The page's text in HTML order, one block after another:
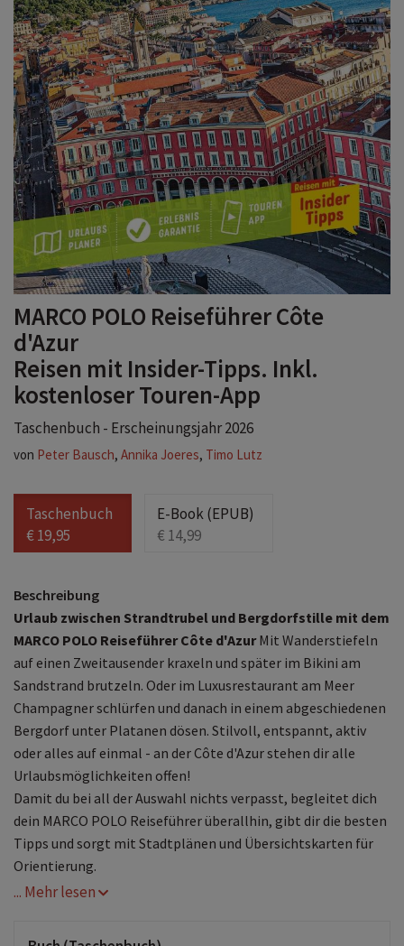
MARCO POLO Reiseführer Côte
d'Azur
Reisen mit Insider-Tipps. Inkl.
kostenloser Touren-App
Taschenbuch - Erscheinungsjahr 2026
von Peter Bausch, Annika Joeres, Timo Lutz
Taschenbuch
€ 19,95
E-Book (EPUB)
€ 14,99
Beschreibung
Urlaub zwischen Strandtrubel und Bergdorfstille mit dem
MARCO POLO Reiseführer Côte d'AzurMit Wanderstiefeln
auf einen Zweitausender kraxeln und später im Bikini am
Sandstrand brutzeln. Oder im Luxusrestaurant am Meer
Champagner schlürfen und danach in einem abgeschiedenen
Bergdorf unter Platanen dösen. Stilvoll, entspannt, aktiv
oder alles auf einmal - an der Côte d'Azur stehen dir alle
Urlaubsmöglichkeiten offen!
Damit du bei all der Auswahl nichts verpasst, begleitet dich
dein MARCO POLO Reiseführer überallhin, gibt dir die besten
Tipps und sorgt mit Stadtplänen und Übersichtskarten für
Orientierung.
Das Beste zuerst: die MARCO POLO
unvergesslichen Urlaubserlebnisse
... Mehr lesen